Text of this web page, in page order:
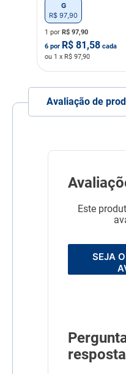
G
R$ 97 90
1 por R$ 97,90
6 por R$ 81,58 cada
ou 1 x R$ 97,90
Avaliação de
Este
SEJA